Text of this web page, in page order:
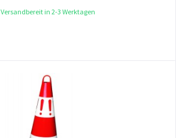
Versandbereit in 2-3 Werktagen